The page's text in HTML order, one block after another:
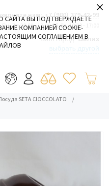
нам: +7 (980) 379-42-99
Пн-Пт: 09:00 - 19:00 Сб-Вс: 10:00 - 17:00
Ваш город:Белиз
SETA CIOCCOLATO
/
САЙТА ВЫ ПОДТВЕРЖДАЕТЕ
КОМПАНИЕЙ COOKIE-
СОГЛАШЕНИЕМ В
×